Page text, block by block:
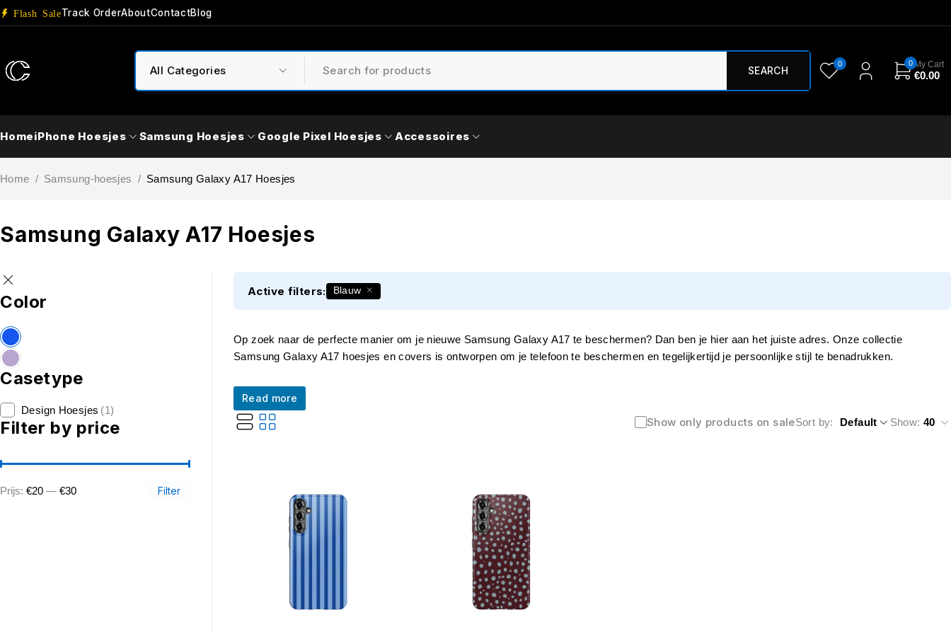
Flash SaleTrack OrderAboutContactBlog
0 0 My Cart
€0.00
HomeiPhone Hoesjes Samsung Hoesjes Google Pixel Hoesjes Accessoires
Samsung Galaxy A17 Hoesjes
Home / Samsung-hoesjes / Samsung Galaxy A17 Hoesjes
Color
Casetype
Design Hoesjes (1)
Filter by price
Filter
Prijs: €20 — €30
Op zoek naar de perfecte manier om je nieuwe Samsung Galaxy A17 te beschermen? Dan ben je hier aan het juiste adres. Onze collectie
Samsung Galaxy A17 hoesjes en covers is ontworpen om je telefoon te beschermen en tegelijkertijd je persoonlijke stijl te benadrukken.
Read more
Show only products on saleSort by Default Show: 40
Active filters: Blauw